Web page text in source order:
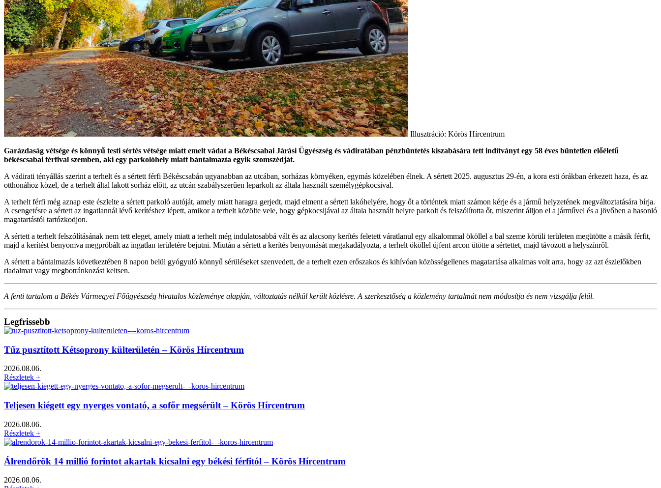
Illusztráció: Körös Hírcentrum
Garázdaság vétsége és könnyű testi sértés vétsége miatt emelt vádat a Békéscsabai Járási Ügyészség és vádiratában pénzbüntetés kiszabására tett indítványt egy 58 éves büntetlen előéletű
békéscsabai férfival szemben, aki egy parkolóhely miatt bántalmazta egyik szomszédját.
A vádirati tényállás szerint a terhelt és a sértett férfi Békéscsabán ugyanabban az utcában, sorházas környéken, egymás közelében élnek. A sértett 2025. augusztus 29-én, a kora esti órákban érkezett haza, és az
otthonához közel, de a terhelt által lakott sorház előtt, az utcán szabályszerűen leparkolt az általa használt személygépkocsival.
A terhelt férfi még aznap este észlelte a sértett parkoló autóját, amely miatt haragra gerjedt, majd elment a sértett lakóhelyére, hogy őt a történtek miatt számon kérje és a jármű helyzetének megváltoztatására bírja.
A csengetésre a sértett az ingatlannál lévő kerítéshez lépett, amikor a terhelt közölte vele, hogy gépkocsijával az általa használt helyre parkolt és felszólította őt, miszerint álljon el a járművel és a jövőben a hasonló
magatartástól tartózkodjon.
A sértett a terhelt felszólításának nem tett eleget, amely miatt a terhelt még indulatosabbá vált és az alacsony kerítés feletett váratlanul egy alkalommal ököllel a bal szeme körüli területen megütötte a másik férfit,
majd a kerítést benyomva megpróbált az ingatlan területére bejutni. Miután a sértett a kerítés benyomását megakadályozta, a terhelt ököllel újfent arcon ütötte a sértettet, majd távozott a helyszínről.
A sértett a bántalmazás következtében 8 napon belül gyógyuló könnyű sérüléseket szenvedett, de a terhelt ezen erőszakos és kihívóan közösségellenes magatartása alkalmas volt arra, hogy az azt észlelőkben
riadalmat vagy megbotránkozást keltsen.
A fenti tartalom a Békés Vármegyei Főügyészség hivatalos közleménye alapján, változtatás nélkül került közlésre. A szerkesztőség a közlemény tartalmát nem módosítja és nem vizsgálja felül.
Legfrissebb
Tűz pusztított Kétsoprony külterületén – Körös Hírcentrum
2026.08.06.
Részletek +
Teljesen kiégett egy nyerges vontató, a sofőr megsérült – Körös Hírcentrum
2026.08.06.
Részletek +
Álrendőrök 14 millió forintot akartak kicsalni egy békési férfitól – Körös Hírcentrum
2026.08.06.